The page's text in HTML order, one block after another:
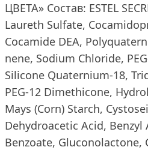
ЦВЕТА» Состав: ESTEL
Laureth Sulfate,
Cocamide DEA,
nene, Sodium Chloride,
Silicone Quaternium-18,
PEG-12 Dimethicone,
Mays (Corn) Starch,
Dehydroacetic Acid, Benzyl
Benzoate, Gluconolactone,